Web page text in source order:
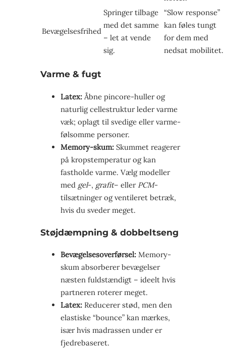
Bevægelsesfrihed
Springer tilbage
med det samme
– let at vende
sig.
“Slow response”
kan føles tungt
for dem med
nedsat mobilitet.
Varme & fugt
Latex: Åbne pincore-huller og
naturlig celle­struktur leder varme
væk; oplagt til svedige eller varme­
følsomme personer.
Memory-skum: Skummet reagerer
på kropstemperatur og kan
fastholde varme. Vælg modeller
med gel-, grafit– eller PCM-
tilsætninger og ventileret betræk,
hvis du sveder meget.
Støjdæmpning & dobbelt­seng
Bevægelsesoverførsel: Memory-
skum absorberer bevægelser
næsten fuldstændigt – ideelt hvis
partneren roterer meget.
Latex: Reducerer stød, men den
elastiske “bounce” kan mærkes,
især hvis madrassen under er
fjedrebaseret.